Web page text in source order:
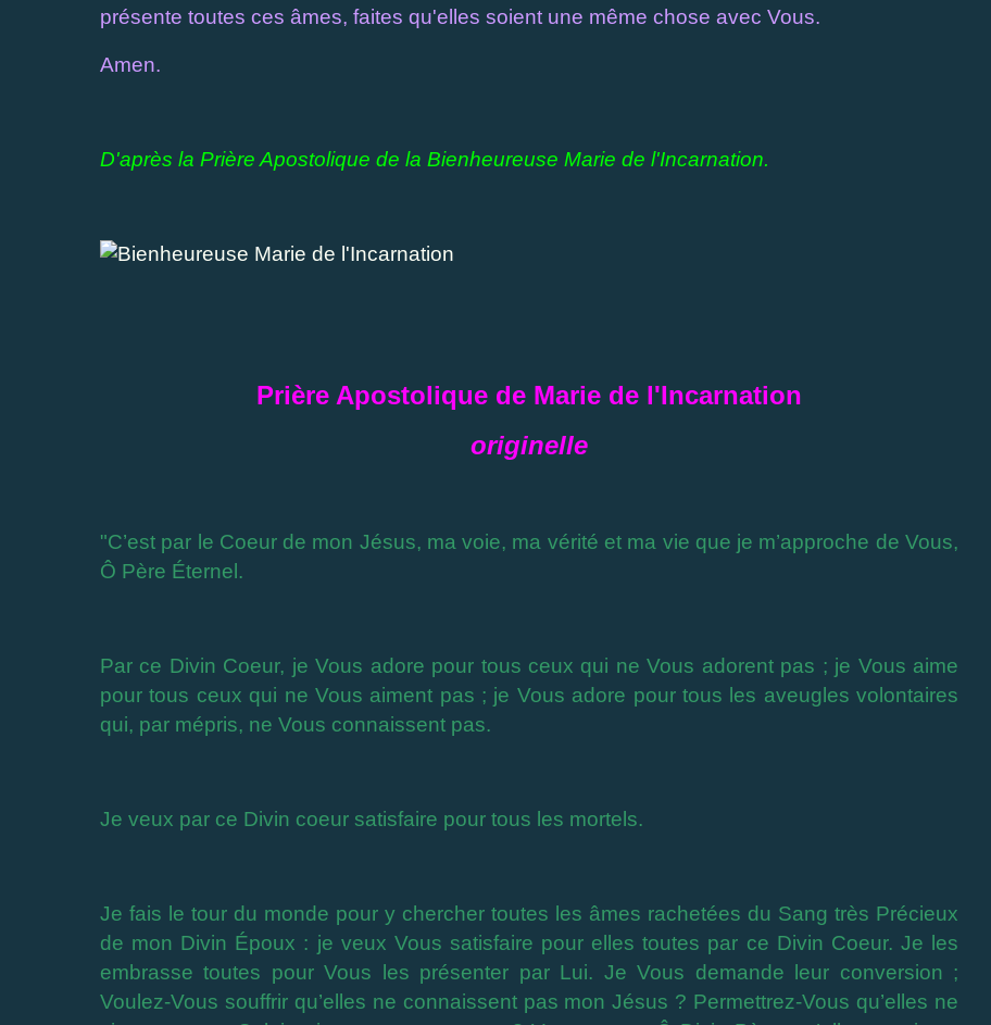
présente toutes ces âmes, faites qu'elles soient une même chose avec Vous.
Amen.
D'après la Prière Apostolique de la Bienheureuse Marie de l'Incarnation.
Prière Apostolique de Marie de l'Incarnation
originelle
"C’est par le Coeur de mon Jésus, ma voie, ma vérité et ma vie que je m’approche de Vous,
Ô Père Éternel.
Par ce Divin Coeur, je Vous adore pour tous ceux qui ne Vous adorent pas ; je Vous aime
pour tous ceux qui ne Vous aiment pas ; je Vous adore pour tous les aveugles volontaires
qui, par mépris, ne Vous connaissent pas.
Je veux par ce Divin coeur satisfaire pour tous les mortels.
Je fais le tour du monde pour y chercher toutes les âmes rachetées du Sang très Précieux
de mon Divin Époux : je veux Vous satisfaire pour elles toutes par ce Divin Coeur. Je les
embrasse toutes pour Vous les présenter par Lui. Je Vous demande leur conversion ;
Voulez-Vous souffrir qu’elles ne connaissent pas mon Jésus ? Permettrez-Vous qu’elles ne